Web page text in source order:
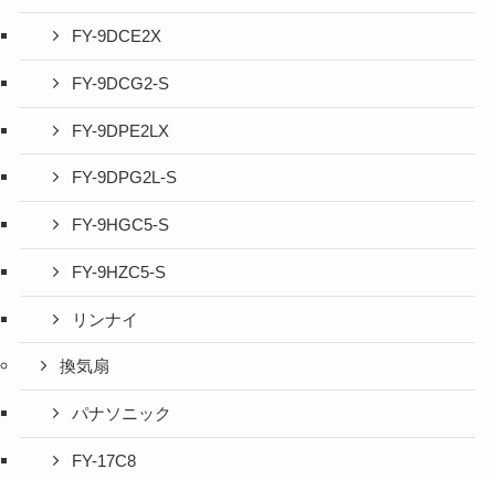
FY-9DCE2X
FY-9DCG2-S
FY-9DPE2LX
FY-9DPG2L-S
FY-9HGC5-S
FY-9HZC5-S
リンナイ
換気扇
パナソニック
FY-17C8